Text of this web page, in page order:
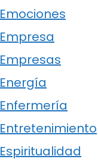
Emociones
Empresa
Empresas
Energía
Enfermería
Entretenimiento
Espiritualidad